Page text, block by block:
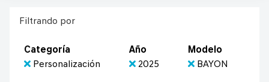
Filtrando por
Categoría
Personalización
Año
2025
Modelo
BAYON